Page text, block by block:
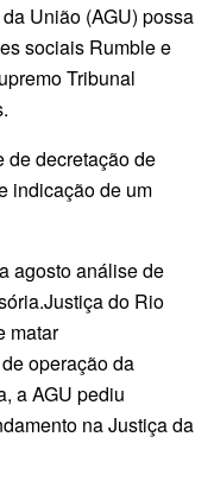
União (AGU) possa
sociais Rumble e
Tribunal
de decretação de
indicação de um
agosto análise de
do Rio
matar
operação da
a AGU pediu
na Justiça da